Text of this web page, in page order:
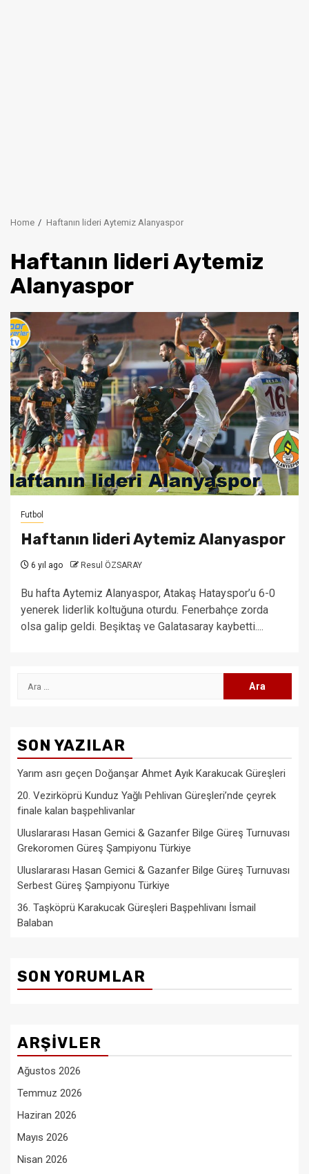
Home Haftanın lideri Aytemiz Alanyaspor
Haftanın lideri Aytemiz
Alanyaspor
Futbol
Haftanın lideri Aytemiz Alanyaspor
6 yıl ago Resul ÖZSARAY
Bu hafta Aytemiz Alanyaspor, Atakaş Hatayspor’u 6-0
yenerek liderlik koltuğuna oturdu. Fenerbahçe zorda
olsa galip geldi. Beşiktaş ve Galatasaray kaybetti....
Arama:
SON YAZILAR
Yarım asrı geçen Doğanşar Ahmet Ayık Karakucak Güreşleri
20. Vezirköprü Kunduz Yağlı Pehlivan Güreşleri’nde çeyrek
finale kalan başpehlivanlar
Uluslararası Hasan Gemici & Gazanfer Bilge Güreş Turnuvası
Grekoromen Güreş Şampiyonu Türkiye
Uluslararası Hasan Gemici & Gazanfer Bilge Güreş Turnuvası
Serbest Güreş Şampiyonu Türkiye
36. Taşköprü Karakucak Güreşleri Başpehlivanı İsmail
Balaban
SON YORUMLAR
ARŞIVLER
Ağustos 2026
Temmuz 2026
Haziran 2026
Mayıs 2026
Nisan 2026